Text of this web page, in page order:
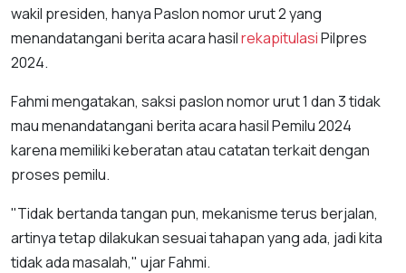
wakil presiden, hanya Paslon nomor urut 2 yang
menandatangani berita acara hasilrekapitulasiPilpres
2024.
Fahmi mengatakan, saksi paslon nomor urut 1 dan 3 tidak
mau menandatangani berita acara hasil Pemilu 2024
karena memiliki keberatan atau catatan terkait dengan
proses pemilu.
"Tidak bertanda tangan pun, mekanisme terus berjalan,
artinya tetap dilakukan sesuai tahapan yang ada, jadi kita
tidak ada masalah," ujar Fahmi.